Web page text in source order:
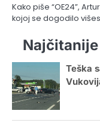
Kako piše “OE24”,
kojoj se dogodilo
Najčitanije
Teška